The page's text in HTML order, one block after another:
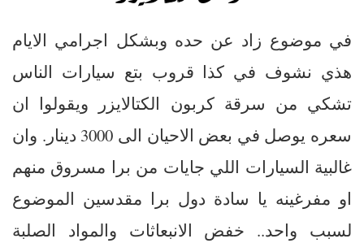
في موضوع زاد عن حده وبشكل اجرامي الايام
هذي نشوف في كذا قروب بتع سيارات الناس
تشكي من سرقة كربون الكتالايزر ويقولوا ان
سعره يوصل في بعض الاحيان الى 3000 دينار. وان
غالبية السيارات اللي جايات من برا مسروق منهم
او مفرغينه يا سادة دول برا مقدسين الموضوع
لسبب واحد.. خفض الانبعاثات والمواد الصلبة